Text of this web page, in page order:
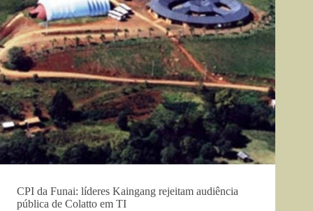
CPI da Funai: líderes Kaingang rejeitam audiência
pública de Colatto em TI